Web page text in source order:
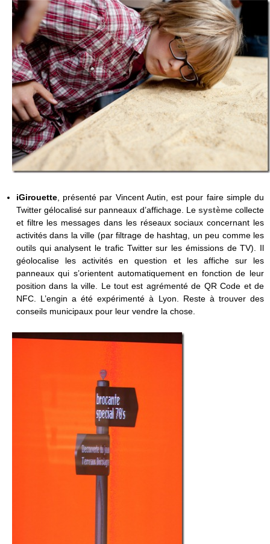
iGirouette, présenté par Vincent Autin, est pour faire simple du
Twitter gélocalisé sur panneaux d’affichage. Le systèmecollecte
et filtre les messages dans les réseaux sociaux concernant les
activités dans la ville (par filtrage de hashtag, un peu comme les
outils qui analysent le trafic Twitter sur les émissions de TV). Il
géolocalise les activités en question et les affiche sur les
panneaux qui s’orientent automatiquement en fonction de leur
position dans la ville. Le tout est agrémenté de QR Code et de
NFC. L’engin a été expérimenté à Lyon. Reste à trouver des
conseils municipaux pour leur vendre la chose.